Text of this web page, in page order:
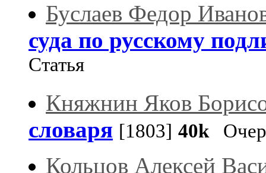
Буслаев Федор
суда по русскому
Статья
Княжнин Яков
словаря [1803] 40k
Кольцов Алексей